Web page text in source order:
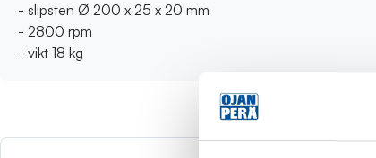
- slipsten Ø 200 x 25 x 20 mm
- 2800 rpm
- vikt 18 kg